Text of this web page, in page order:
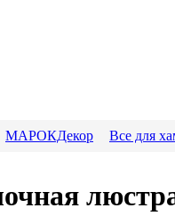
МАРОКДекор Все для